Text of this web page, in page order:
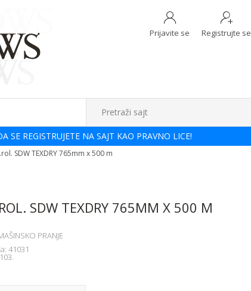
Prijavite se
Registrujte se
Pretraži sajt
SE REGISTRUJETE NA SAJT KAO PRAVNO LICE!
SDW TEXDRY 765mm x 500 m
SDW TEXDRY 765MM X 500 M
PRANJE
41031